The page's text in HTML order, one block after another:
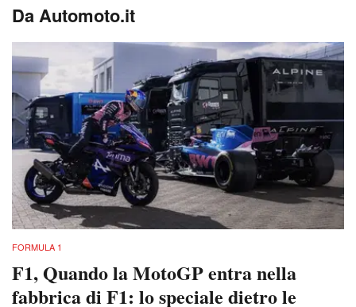
Da Automoto.it
FORMULA 1
F1, Quando la MotoGP entra nella
fabbrica di F1: lo speciale dietro le